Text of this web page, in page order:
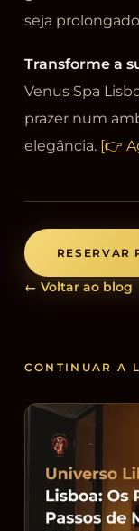
seja
Transforme a
Venus Spa
prazer num
elegância. [👉
RESERVAR
← Voltar ao blog
CONTINUAR A